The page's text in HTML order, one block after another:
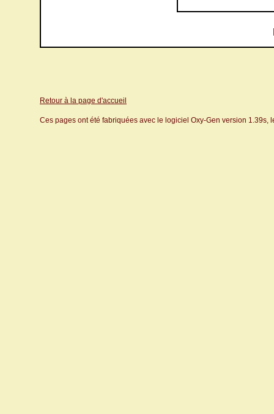
Retour à la page d'accueil
Ces pages ont été fabriquées avec le logiciel Oxy-Gen version 1.39s,